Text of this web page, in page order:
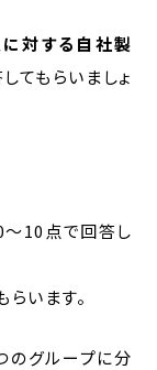
に対する自社製
てもらいましょ
～10点で回答し
います。
のグループに分